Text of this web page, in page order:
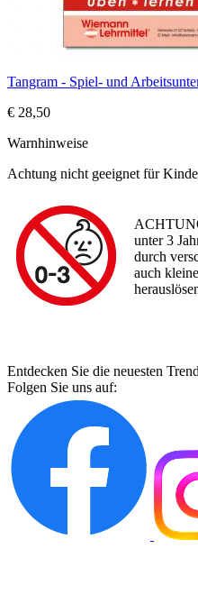
Tangram - Spiel- und
€ 28,50
Warnhinweise
Achtung nicht geeignet für
unter 3
durch
auch
Entdecken Sie die neuesten
Folgen Sie uns auf: